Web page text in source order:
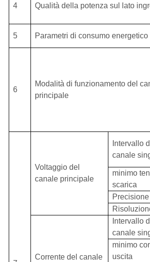
4 Qualità della potenza sul lato
5 Parametri di consumo energetico
6
Modalità di funzionamento del
principale
Voltaggio del
canale principale
Intervallo
canale
minimo
scarica
Precisione
Corrente del canale
Intervallo
canale
minimo
uscita